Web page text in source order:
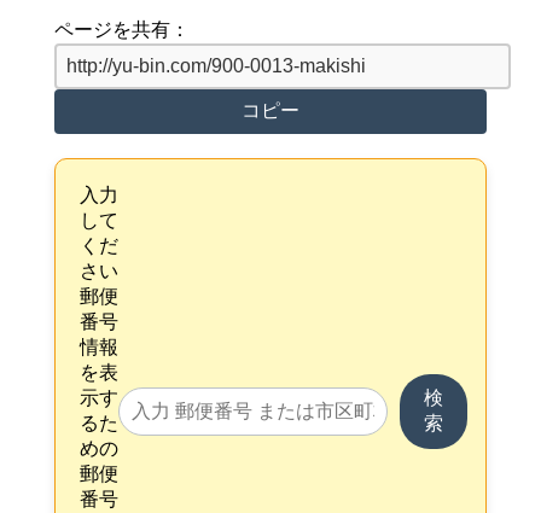
ページを共有：
コピー
入力
して
くだ
さい
郵便
番号
情報
を表
示す
るた
めの
郵便
番号
検
索